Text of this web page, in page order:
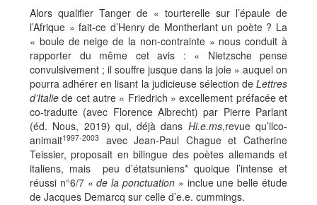
Alors qualifier Tanger de « tourterelle sur l’épaule de
l’Afrique » fait-ce d’Henry de Montherlant un poète ? La
« boule de neige de la non-contrainte » nous conduit à
rapporter du même cet avis : « Nietzsche pense
convulsivement ; il souffre jusque dans la joie » auquel on
pourra adhérer en lisant la judicieuse sélection de Lettres
d’Italie de cet autre « Friedrich » excellement préfacée et
co-traduite (avec Florence Albrecht) par Pierre Parlant
(éd. Nous, 2019) qui, déjà dans Hi.e.ms,revue qu’ilco-
animait1997-2003
avec Jean-Paul Chague et Catherine
Teissier, proposait en bilingue des poètes allemands et
italiens, mais peu d’étatsuniens* quoique l’intense et
réussi n°6/7 «de la ponctuation » inclue une belle étude
de Jacques Demarcq sur celle d’e.e. cummings.